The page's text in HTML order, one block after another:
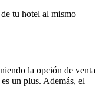
tu hotel al mismo
la opción de venta
un plus. Además, el